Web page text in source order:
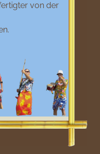
von der